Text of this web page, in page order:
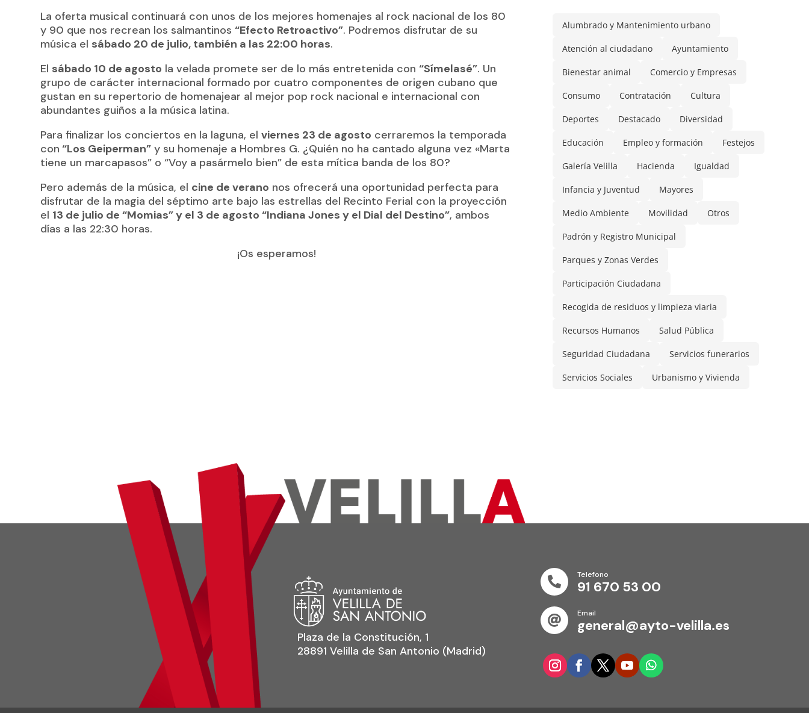
La oferta musical continuará con unos de los mejores homenajes al rock nacional de los 80
y 90 que nos recrean los salmantinos“Efecto Retroactivo”. Podremos disfrutar de su
música el sábado 20 de julio, también a las 22:00 horas.
El sábado 10 de agosto la velada promete ser de lo más entretenida con“Símelasé”. Un
grupo de carácter internacional formado por cuatro componentes de origen cubano que
gustan en su repertorio de homenajear al mejor pop rock nacional e internacional con
abundantes guiños a la música latina.
Para finalizar los conciertos en la laguna, elviernes 23 de agosto cerraremos la temporada
con “Los Geiperman” y su homenaje a Hombres G. ¿Quién no ha cantado alguna vez «Marta
tiene un marcapasos” o “Voy a pasármelo bien” de esta mítica banda de los 80?
Pero además de la música, el cine de verano nos ofrecerá una oportunidad perfecta para
disfrutar de la magia del séptimo arte bajo las estrellas del Recinto Ferial con la proyección
el 13 de julio de “Momias” y el 3 de agosto “Indiana Jones y el Dial del Destino”, ambos
días a las 22:30 horas.
¡Os esperamos!
Alumbrado y Mantenimiento urbano
Atención al ciudadano Ayuntamiento
Bienestar animal Comercio y Empresas
Consumo Contratación Cultura
Deportes Destacado Diversidad
Educación Empleo y formación Festejos
Galería Velilla Hacienda Igualdad
Infancia y Juventud Mayores
Medio Ambiente Movilidad Otros
Padrón y Registro Municipal
Parques y Zonas Verdes
Participación Ciudadana
Recogida de residuos y limpieza viaria
Recursos Humanos Salud Pública
Seguridad Ciudadana Servicios funerarios
Servicios Sociales Urbanismo y Vivienda
Plaza de la Constitución, 1
28891 Velilla de San Antonio (Madrid)

Telefono
91 670 53 00

Email
general@ayto-velilla.es